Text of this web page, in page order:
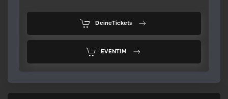
DeineTickets
EVENTIM